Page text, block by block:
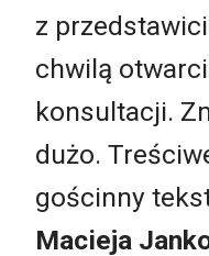
z
chwilą
konsultacji.
dużo.
gościnny
Macieja